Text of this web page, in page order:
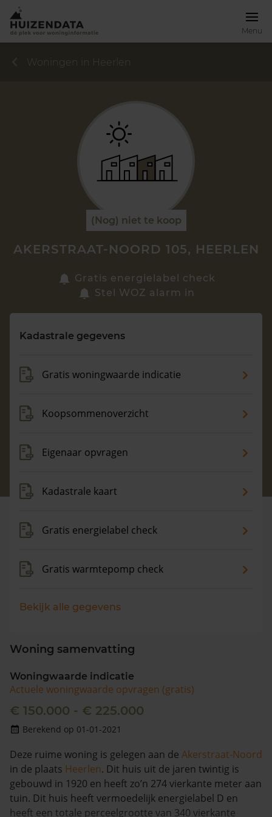
Menu
Zoek een woning
Maandag t/m vrijdag - 08:00 -18:00
Woningen in Heerlen
(Nog) niet te koop
AKERSTRAAT-NOORD 105, HEERLEN
Gratis energielabel check
Stel WOZ alarm in
Kadastrale gegevens
Gratis woningwaarde indicatie
Koopsommenoverzicht
Eigenaar opvragen
Kadastrale kaart
Gratis energielabel check
Gratis warmtepomp check
Bekijk alle gegevens
Woning samenvatting
Woningwaarde indicatie
Actuele woningwaarde opvragen (gratis)
€ 150.000 - € 225.000
Berekend op 01-01-2021
Deze ruime woning is gelegen aan de Akerstraat-Noord
in de plaats Heerlen. Dit huis uit de jaren twintig is
gebouwd in 1920 en heeft zo’n 274 vierkante meter aan
tuin. Dit huis heeft vermoedelijk energielabel D en
heeft een totale perceelgrootte van 340 vierkante